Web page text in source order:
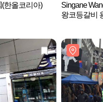
(한올코리아)
Singane
왕코등갈비